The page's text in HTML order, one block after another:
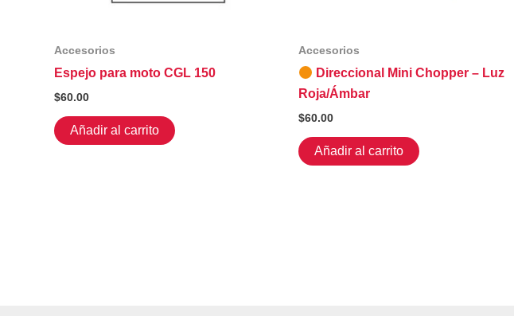
Accesorios
Espejo para moto CGL 150
$60.00
Añadir al carrito
Accesorios
Direccional Mini Chopper – Luz
Roja/Ámbar
$60.00
Añadir al carrito